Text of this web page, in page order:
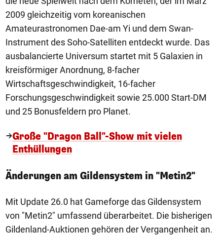
2009 gleichzeitig vom koreanischen
Amateurastronomen Dae-am Yi und dem Swan-
Instrument des Soho-Satelliten entdeckt wurde. Das
ausbalancierte Universum startet mit 5 Galaxien in
kreisförmiger Anordnung, 8-facher
Wirtschaftsgeschwindigkeit, 16-facher
Forschungsgeschwindigkeit sowie 25.000 Start-DM
und 25 Bonusfeldern pro Planet.
Große "Dragon Ball"-Show mit vielen
Enthüllungen
Änderungen am Gildensystem in "Metin2"
Mit Update 26.0 hat Gameforge das Gildensystem
von "Metin2" umfassend überarbeitet. Die bisherigen
Gildenland-Auktionen gehören der Vergangenheit an.